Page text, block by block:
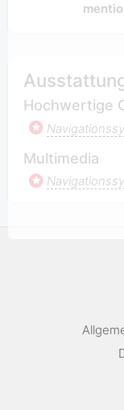
Hochwertige
Multimedia